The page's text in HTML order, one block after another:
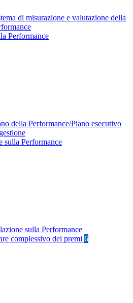
di misurazione e valutazione della
Performance
della Performance/Piano esecutivo
sulla Performance
sulla Performance
complessivo dei premi 6